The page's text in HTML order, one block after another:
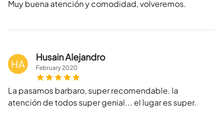
Muy buena atención y comodidad, volveremos.
HA
Husain Alejandro
February2020
La pasamos barbaro, super recomendable. la
atención de todos super genial... el lugar es super.